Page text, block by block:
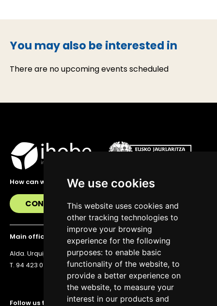
We use cookies
This website uses cookies and
other tracking technologies to
improve your browsing
experience for the following
purposes: to enable basic
functionality of the website, to
provide a better experience on
the website, to measure your
interest in our products and
You may also be interested in
There are no upcoming events scheduled
Follow us to stay up to date
How can we help you?
CONTACT US
Main office
Alda. Urquijo 36, 6th floor, 48011 Bilbao
T. 94 423 07 43